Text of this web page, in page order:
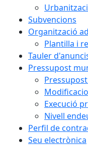
Subvencions
Organització
Plantilla i
Tauler
Pressupost
Execució
Nivell
Perfil de
Seu electrònica